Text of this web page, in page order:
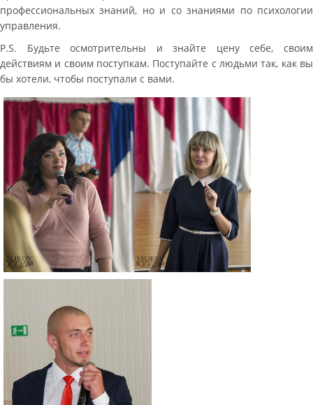
профессиональных знаний, но и со знаниями по психологии
управления.
P.S. Будьте осмотрительны и знайте цену себе, своим
действиям и своим поступкам. Поступайте с людьми так, как вы
бы хотели, чтобы поступали с вами.